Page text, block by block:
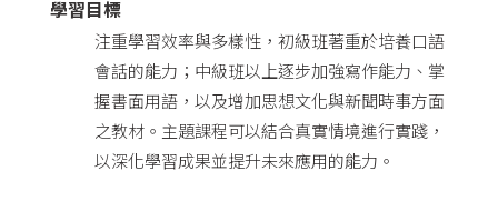
學習目標
注重學習效率與多樣性，初級班著重於培養口語
會話的能力；中級班以上逐步加強寫作能力、掌
握書面用語，以及增加思想文化與新聞時事方面
之教材。主題課程可以結合真實情境進行實踐，
以深化學習成果並提升未來應用的能力。